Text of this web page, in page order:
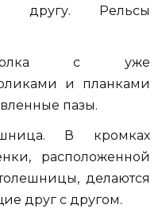
другу. Рельсы
полка с уже
и планками
пазы.
В кромках
расположенной
делаются
друг с другом.